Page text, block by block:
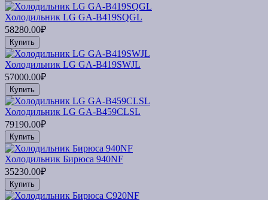
Холодильник LG GA-B419SQGL
58280.00₽
Купить
Холодильник LG GA-B419SWJL
57000.00₽
Купить
Холодильник LG GA-B459CLSL
79190.00₽
Купить
Холодильник Бирюса 940NF
35230.00₽
Купить